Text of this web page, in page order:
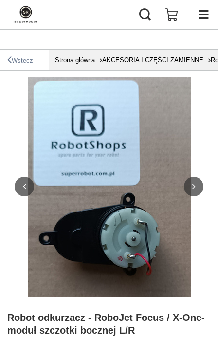
Wstecz Strona główna AKCESORIA I CZĘŚCI ZAMIENNE
Robot odkurzacz - RoboJet Focus / X-One-
moduł szczotki bocznej L/R